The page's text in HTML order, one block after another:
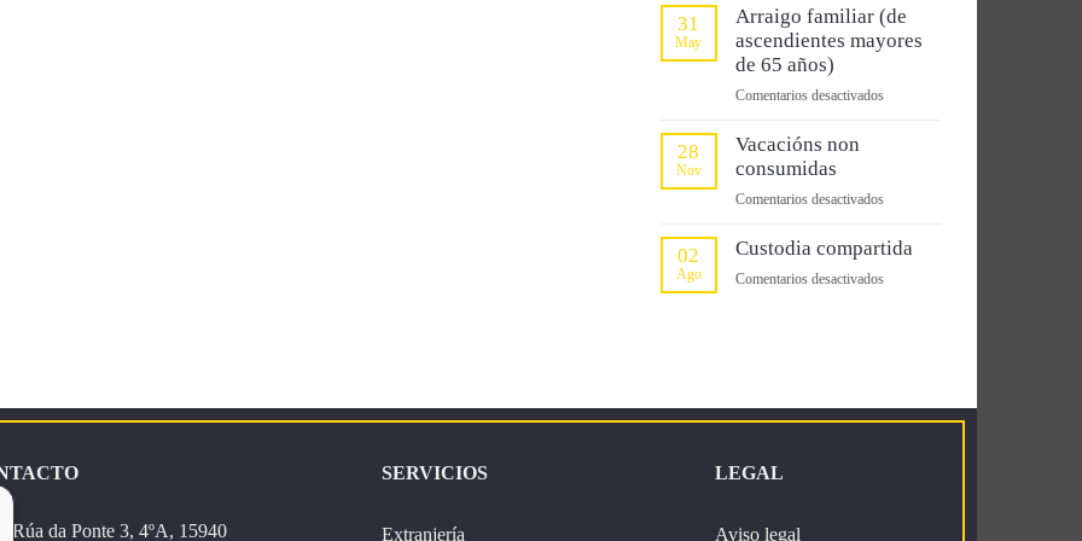
de
familiares
31
May
Arraigo familiar (de
ascendientes mayores
de 65 años)
Comentarios desactivadosen
mayores
65
años)
28
Nov
Vacacións non
consumidas
Comentarios desactivadosen
non
02
Ago
Custodia compartida
Comentarios desactivadosen
Rúa da Ponte 3, 4ºA, 15940
SERVICIOS
Extranjería
LEGAL
Aviso legal